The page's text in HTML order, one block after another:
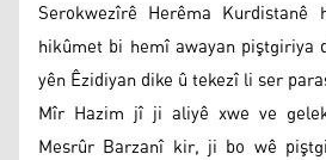
Serokwezîrê Herêma Kurdistanê
hikûmet bi hemî awayan piştgiriya
yên Êzidiyan dike û tekezî li ser
Mîr Hazim jî ji aliyê xwe ve
Mesrûr Barzanî kir, ji bo wê